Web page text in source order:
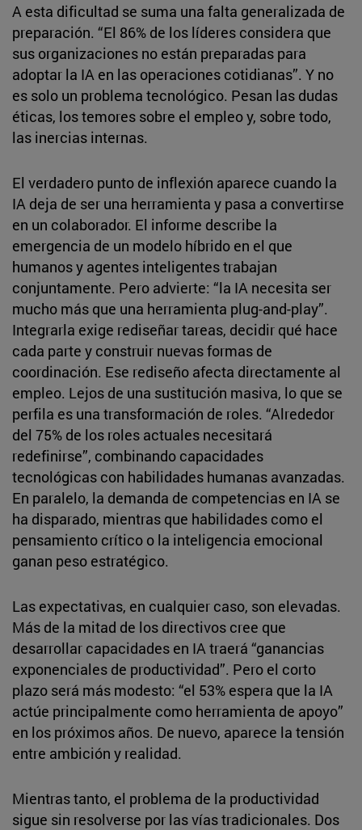
A esta dificultad se suma una falta generalizada de
preparación. “El 86% de los líderes considera que
sus organizaciones no están preparadas para
adoptar la IA en las operaciones cotidianas”. Y no
es solo un problema tecnológico. Pesan las dudas
éticas, los temores sobre el empleo y, sobre todo,
las inercias internas.
El verdadero punto de inflexión aparece cuando la
IA deja de ser una herramienta y pasa a convertirse
en un colaborador. El informe describe la
emergencia de un modelo híbrido en el que
humanos y agentes inteligentes trabajan
conjuntamente. Pero advierte: “la IA necesita ser
mucho más que una herramienta plug-and-play”.
Integrarla exige rediseñar tareas, decidir qué hace
cada parte y construir nuevas formas de
coordinación. Ese rediseño afecta directamente al
empleo. Lejos de una sustitución masiva, lo que se
perfila es una transformación de roles. “Alrededor
del 75% de los roles actuales necesitará
redefinirse”, combinando capacidades
tecnológicas con habilidades humanas avanzadas.
En paralelo, la demanda de competencias en IA se
ha disparado, mientras que habilidades como el
pensamiento crítico o la inteligencia emocional
ganan peso estratégico.
Las expectativas, en cualquier caso, son elevadas.
Más de la mitad de los directivos cree que
desarrollar capacidades en IA traerá “ganancias
exponenciales de productividad”. Pero el corto
plazo será más modesto: “el 53% espera que la IA
actúe principalmente como herramienta de apoyo”
en los próximos años. De nuevo, aparece la tensión
entre ambición y realidad.
Mientras tanto, el problema de la productividad
sigue sin resolverse por las vías tradicionales. Dos